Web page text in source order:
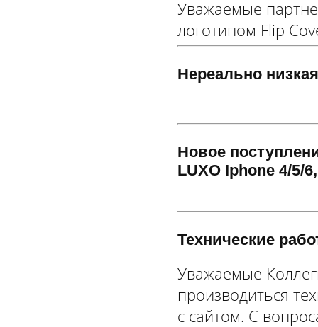
Уважаемые
логотипом Flip
Нереально
Новое
LUXO Iphone 4/5/
Технические
Уважаемые
производиться
с сайтом. С